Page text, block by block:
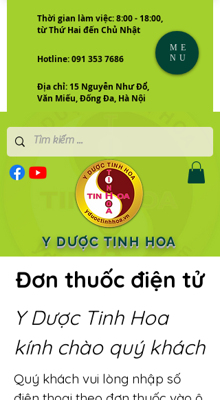
Thời gian làm việc: 8:00 - 18:00,
từ Thứ Hai đến Chủ Nhật
Hotline: 091 353 7686
Địa chỉ: 15 Nguyễn Như Đổ,
Văn Miếu, Đống Đa, Hà Nội
Y DƯỢC TINH HOA
ME
NU
Đơn thuốc điện tử
Y Dược Tinh Hoa
kính chào quý khách
Quý khách vui lòng nhập số